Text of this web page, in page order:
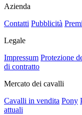
Azienda
Contatti Pubblicità
Legale
Impressum Protezione
di contratto
Mercato dei cavalli
Cavalli in vendita Pony
attuali